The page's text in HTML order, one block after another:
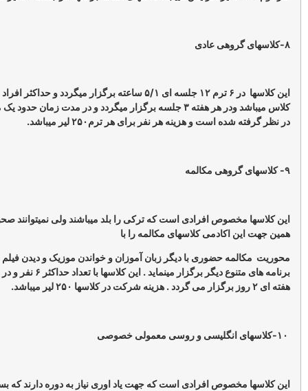
این کلاسها در ۶ ترم ۱۲ جلسه ای ۵/۱ ساعته برگزار میگردد و حداکثر افراد ۶ نفر در هر
کلاس میباشد ودر هر هفته ۳ جلسه برگزار میگردد و در مدت زمان حدود یک ماه برای هر ترم
و هزینه هر نفر برای هر ترم۲۵۰ لیر میباشد.
افرادی است که ترکی را بلد میباشند ولی نمیتوانند صحبت کنند. به
کلاسهای مکالمه را با
حضوری با دیگر زبان آموزان و خواندن موزیک و دیدن فیلم و مسابقه
برنامه های متنوع دیگر برگزار مینماید . این کلاسها با تعداد حداکثر ۶ نفر و در ۱۰ جلسه در
افرادی است که جهت یاد اوری نیاز به دوره دارند که بسته به تقاضا